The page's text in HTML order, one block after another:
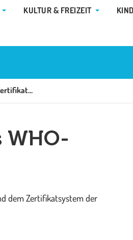
ÖFFNE WIRTSCHAFT & SOZIALES
KULTUR & FREIZEIT ÖFFNE
Arzneimittel; Beantragung eines WHO-Zertifikats für die Ausfuhr
WHO-
dem Zertifikatsystem der